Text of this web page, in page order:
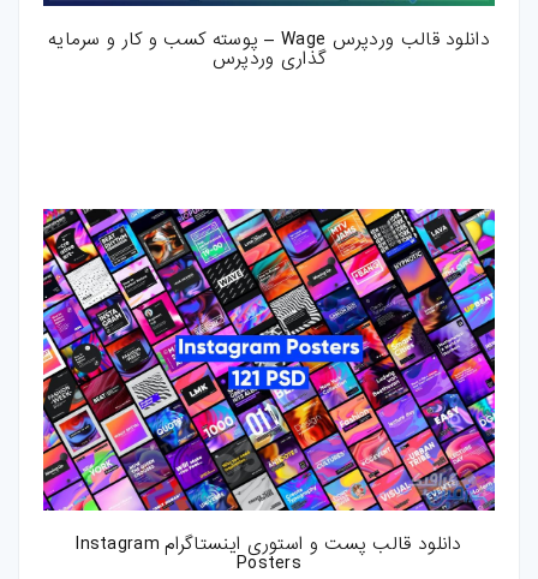
دانلود قالب وردپرس Wage – پوسته کسب و کار و سرمایه
گذاری وردپرس
دانلود قالب پست و استوری اینستاگرام Instagram
Posters